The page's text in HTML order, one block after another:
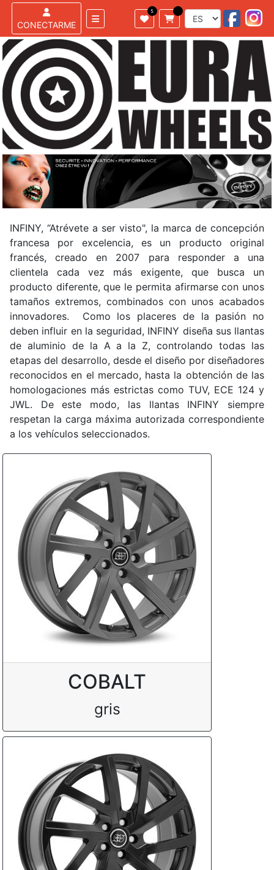
CONECTARME
INFINY, “Atrévete a ser visto", la marca de concepción
francesa por excelencia, es un producto original
francés, creado en 2007 para responder a una
clientela cada vez más exigente, que busca un
producto diferente, que le permita afirmarse con unos
tamaños extremos, combinados con unos acabados
innovadores. Como los placeres de la pasión no
deben influir en la seguridad, INFINY diseña sus llantas
de aluminio de la A a la Z, controlando todas las
etapas del desarrollo, desde el diseño por diseñadores
reconocidos en el mercado, hasta la obtención de las
homologaciones más estrictas como TUV, ECE 124 y
JWL. De este modo, las llantas INFINY siempre
respetan la carga máxima autorizada correspondiente
a los vehículos seleccionados.
COBALT
gris